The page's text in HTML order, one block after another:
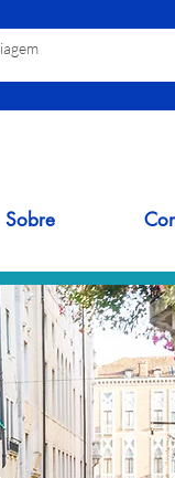
Sobre